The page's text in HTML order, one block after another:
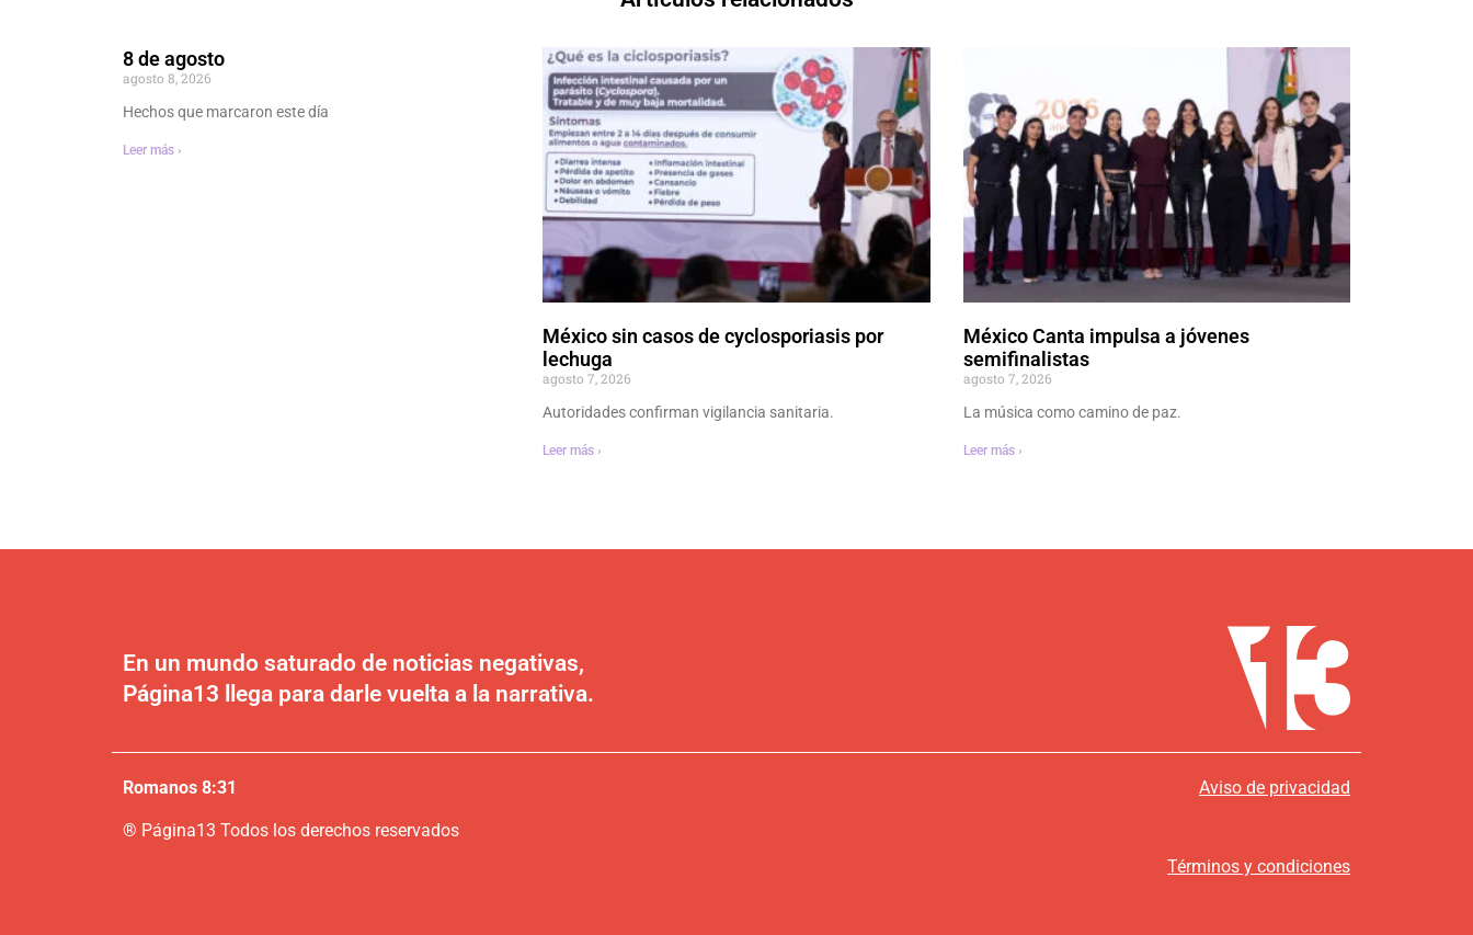
8 de agosto
agosto 8, 2026
Hechos que marcaron este día
Leer más ›
México sin casos de cyclosporiasis por
lechuga
agosto 7, 2026
Autoridades confirman vigilancia sanitaria.
Leer más ›
México Canta impulsa a jóvenes
semifinalistas
agosto 7, 2026
La música como camino de paz.
Leer más ›
En un mundo saturado de noticias negativas,
Página13 llega para darle vuelta a la narrativa.
Romanos 8:31
® Página13 Todos los derechos reservados
Aviso de privacidad
Términos y condiciones